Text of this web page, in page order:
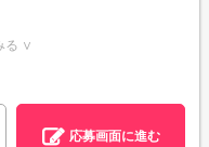
る ∨
応募画面に進む